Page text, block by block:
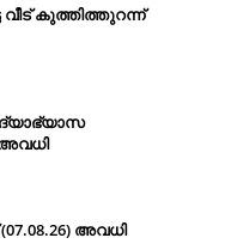
വീട് കുത്തിത്തുറന്ന്
അവധി